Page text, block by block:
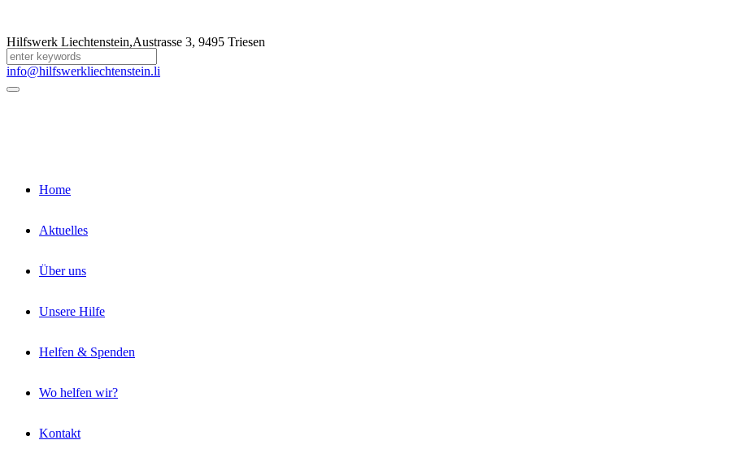
Hilfswerk Liechtenstein,Austrasse 3, 9495 Triesen
+423 392 12 58
info@hilfswerkliechtenstein.li
Home
Aktuelles
Über uns
Unsere Hilfe
Helfen & Spenden
Wo helfen wir?
Kontakt